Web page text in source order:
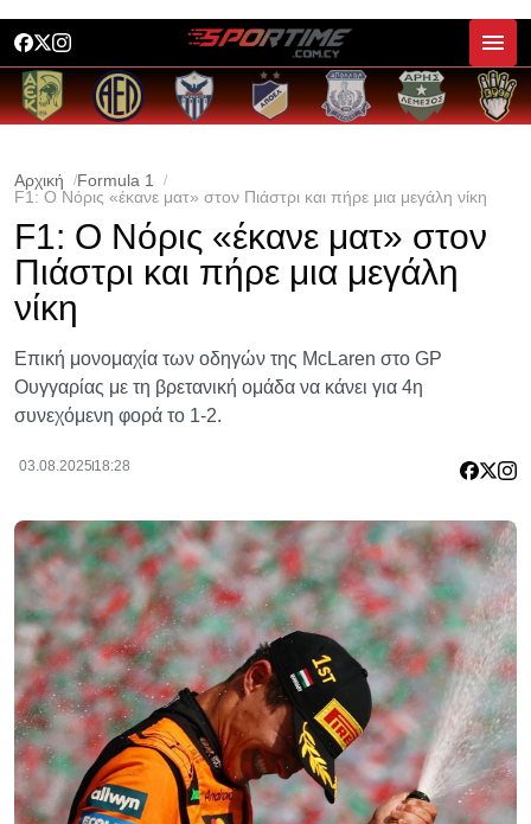
Αρχική
Formula 1
F1: Ο Νόρις «έκανε ματ» στον Πιάστρι και πήρε μια μεγάλη νίκη
F1: Ο Νόρις «έκανε ματ» στον
Πιάστρι και πήρε μια μεγάλη
νίκη
Επική μονομαχία των οδηγών της McLaren στο GP
Ουγγαρίας με τη βρετανική ομάδα να κάνει για 4η
συνεχόμενη φορά το 1-2.
03.08.2025 18:28